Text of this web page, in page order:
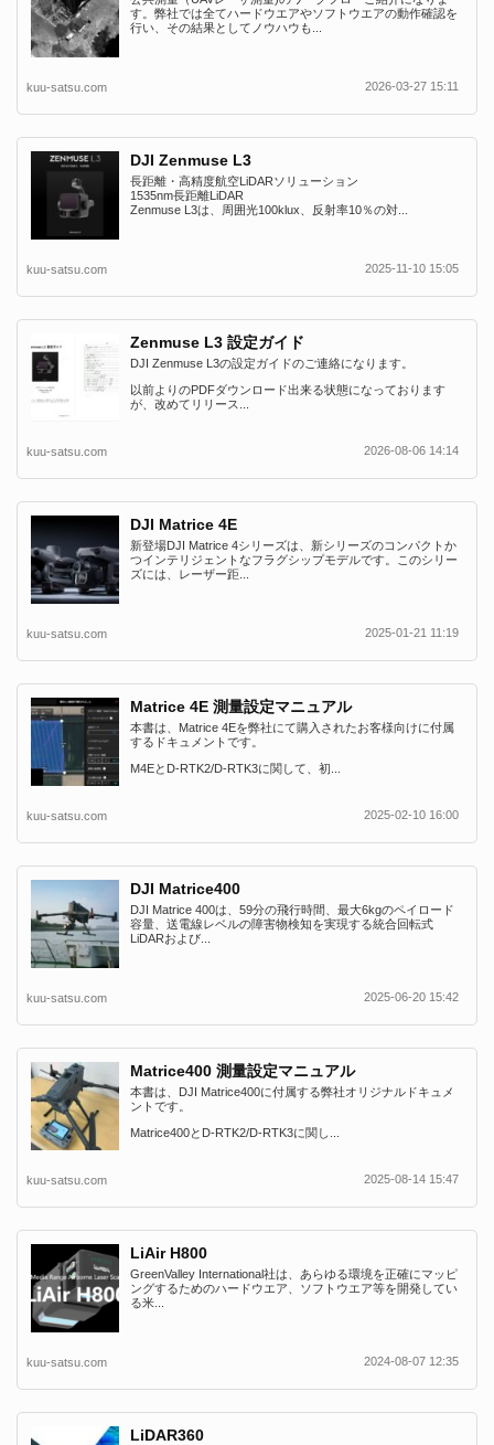
す。弊社では全てハードウエアやソフトウエアの動作確認を
行い、その結果としてノウハウも...
kuu-satsu.com 2026-03-27 15:11
DJI Zenmuse L3
長距離・高精度航空LiDARソリューション
1535nm長距離LiDAR
Zenmuse L3は、周囲光100klux、反射率10％の対...
kuu-satsu.com 2025-11-10 15:05
Zenmuse L3 設定ガイド
DJI Zenmuse L3の設定ガイドのご連絡になります。
以前よりのPDFダウンロード出来る状態になっております
が、改めてリリース...
kuu-satsu.com 2026-08-06 14:14
DJI Matrice 4E
新登場DJI Matrice 4シリーズは、新シリーズのコンパクトか
つインテリジェントなフラグシップモデルです。このシリー
ズには、レーザー距...
kuu-satsu.com 2025-01-21 11:19
Matrice 4E 測量設定マニュアル
本書は、Matrice 4Eを弊社にて購入されたお客様向けに付属
するドキュメントです。
M4EとD-RTK2/D-RTK3に関して、初...
kuu-satsu.com 2025-02-10 16:00
DJI Matrice400
DJI Matrice 400は、59分の飛行時間、最大6kgのペイロード
容量、送電線レベルの障害物検知を実現する統合回転式
LiDARおよび...
kuu-satsu.com 2025-06-20 15:42
Matrice400 測量設定マニュアル
本書は、DJI Matrice400に付属する弊社オリジナルドキュメ
ントです。
Matrice400とD-RTK2/D-RTK3に関し...
kuu-satsu.com 2025-08-14 15:47
LiAir H800
GreenValley International社は、あらゆる環境を正確にマッピ
ングするためのハードウエア、ソフトウエア等を開発してい
る米...
kuu-satsu.com 2024-08-07 12:35
LiDAR360